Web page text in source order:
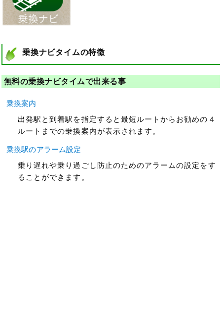
乗換ナビタイムの特徴
無料の乗換ナビタイムで出来る事
乗換案内
出発駅と到着駅を指定すると最短ルートからお勧めの４
ルートまでの乗換案内が表示されます。
乗換駅のアラーム設定
乗り遅れや乗り過ごし防止のためのアラームの設定をす
ることができます。